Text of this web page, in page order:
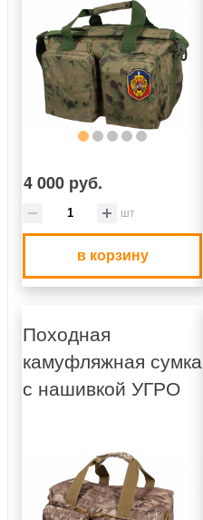
4 000 руб.
шт
в корзину
Походная
камуфляжная сумка
с нашивкой УГРО